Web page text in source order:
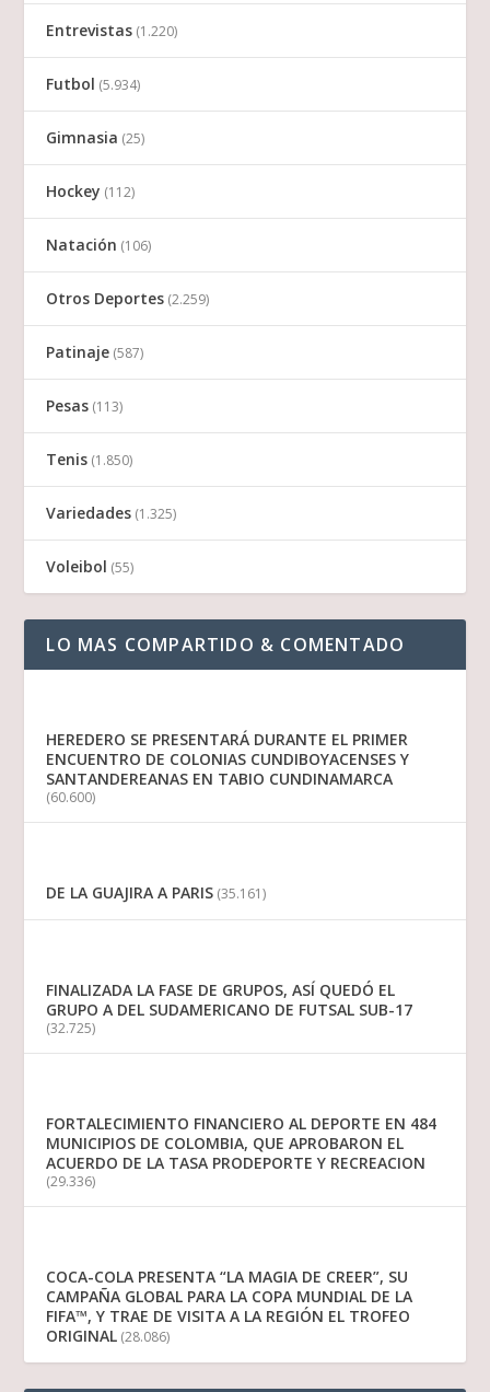
Entrevistas (1.220)
Futbol (5.934)
Gimnasia (25)
Hockey (112)
Natación (106)
Otros Deportes (2.259)
Patinaje (587)
Pesas (113)
Tenis (1.850)
Variedades (1.325)
Voleibol (55)
LO MAS COMPARTIDO & COMENTADO
HEREDERO SE PRESENTARÁ DURANTE EL PRIMER
ENCUENTRO DE COLONIAS CUNDIBOYACENSES Y
SANTANDEREANAS EN TABIO CUNDINAMARCA
(60.600)
DE LA GUAJIRA A PARIS (35.161)
FINALIZADA LA FASE DE GRUPOS, ASÍ QUEDÓ EL
GRUPO A DEL SUDAMERICANO DE FUTSAL SUB-17
(32.725)
FORTALECIMIENTO FINANCIERO AL DEPORTE EN 484
MUNICIPIOS DE COLOMBIA, QUE APROBARON EL
ACUERDO DE LA TASA PRODEPORTE Y RECREACION
(29.336)
COCA-COLA PRESENTA “LA MAGIA DE CREER”, SU
CAMPAÑA GLOBAL PARA LA COPA MUNDIAL DE LA
FIFA™, Y TRAE DE VISITA A LA REGIÓN EL TROFEO
ORIGINAL (28.086)